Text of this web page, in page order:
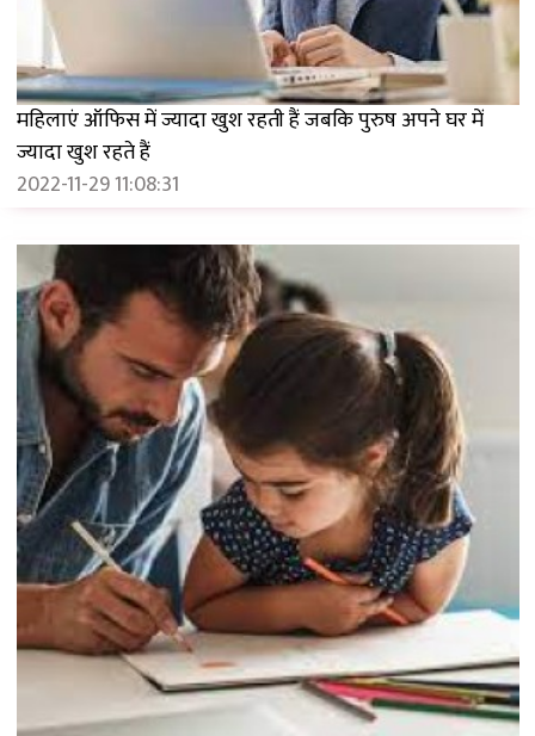
महिलाएं ऑफिस में ज्यादा खुश रहती हैं जबकि पुरुष अपने घर में
ज्यादा खुश रहते हैं
2022-11-29 11:08:31